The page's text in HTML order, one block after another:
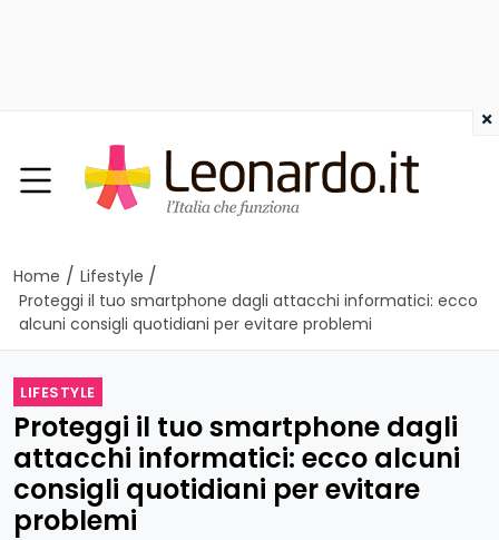
Home / Lifestyle /
Proteggi il tuo smartphone dagli attacchi informatici: ecco
alcuni consigli quotidiani per evitare problemi
LIFESTYLE
Proteggi il tuo smartphone dagli
attacchi informatici: ecco alcuni
consigli quotidiani per evitare
problemi
×